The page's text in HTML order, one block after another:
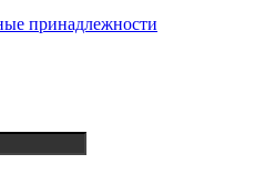
принадлежности